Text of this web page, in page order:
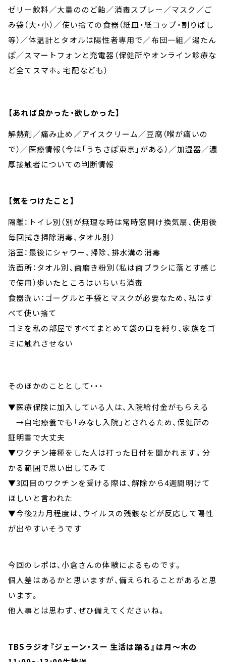
ゼリー飲料／大量ののど飴／消毒スプレー／マスク／ご
み袋（大・小）／使い捨ての食器（紙皿・紙コップ・割りばし
等）／体温計とタオルは陽性者専用で／布団一組／湯たん
ぽ／スマートフォンと充電器（保健所やオンライン診療な
ど全てスマホ。宅配なども）
【あれば良かった・欲しかった】
解熱剤／痛み止め／アイスクリーム／豆腐（喉が痛いの
で）／医療情報（今は「うちさぽ東京」がある）／加湿器／濃
厚接触者についての判断情報
【気をつけたこと】
隔離：トイレ別（別が無理な時は常時窓開け換気扇、使用後
毎回拭き掃除消毒、タオル別）
浴室：最後にシャワー、掃除、排水溝の消毒
洗面所：タオル別、歯磨き粉別（私は歯ブラシに落とす感じ
で使用）歩いたところはいちいち消毒
食器洗い：ゴーグルと手袋とマスクが必要なため、私はす
べて使い捨て
ゴミを私の部屋ですべてまとめて袋の口を縛り、家族をゴ
ミに触れさせない
そのほかのこととして・・・
▼医療保険に加入している人は、入院給付金がもらえる
→自宅療養でも「みなし入院」とされるため、保健所の
証明書で大丈夫
▼ワクチン接種をした人は打った日付を聞かれます。分
かる範囲で思い出してみて
▼3回目のワクチンを受ける際は、解除から4週間明けて
ほしいと言われた
▼今後2カ月程度は、ウイルスの残骸などが反応して陽性
が出やすいそうです
今回のレポは、小倉さんの体験によるものです。
個人差はあるかと思いますが、備えられることがあると思
います。
他人事とは思わず、ぜひ備えてくださいね。
TBSラジオ『ジェーン・スー 生活は踊る』は月～木の